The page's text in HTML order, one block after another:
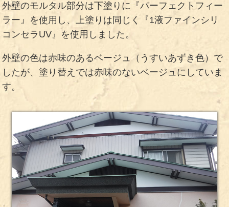
外壁のモルタル部分は下塗りに『パーフェクトフィー
ラー』を使用し、上塗りは同じく『1液ファインシリ
コンセラUV』を使用しました。
外壁の色は赤味のあるベージュ（うすいあずき色）で
したが、塗り替えでは赤味のないベージュにしていま
す。